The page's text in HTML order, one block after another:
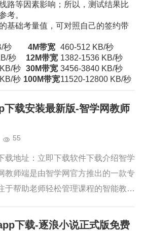
路等因素影响；所以，测试结果比
考。
基础考量值，可对照自己的签约带
秒 4M带宽 460-512 KB/秒
秒 12M带宽 1382-1536 KB/秒
秒 30M带宽 3456-3840 KB/秒
秒 100M带宽11520-12800 KB/秒
下载安装最新版-智学网教师
55
载地址：立即下载软件下载介绍智学
教师端是由智学网官方推出的一款专
于帮助老师轻松管理课程的智能教育
的学生进行辅导，提供一键组卷的功
下载-逐浪小说正式版免费